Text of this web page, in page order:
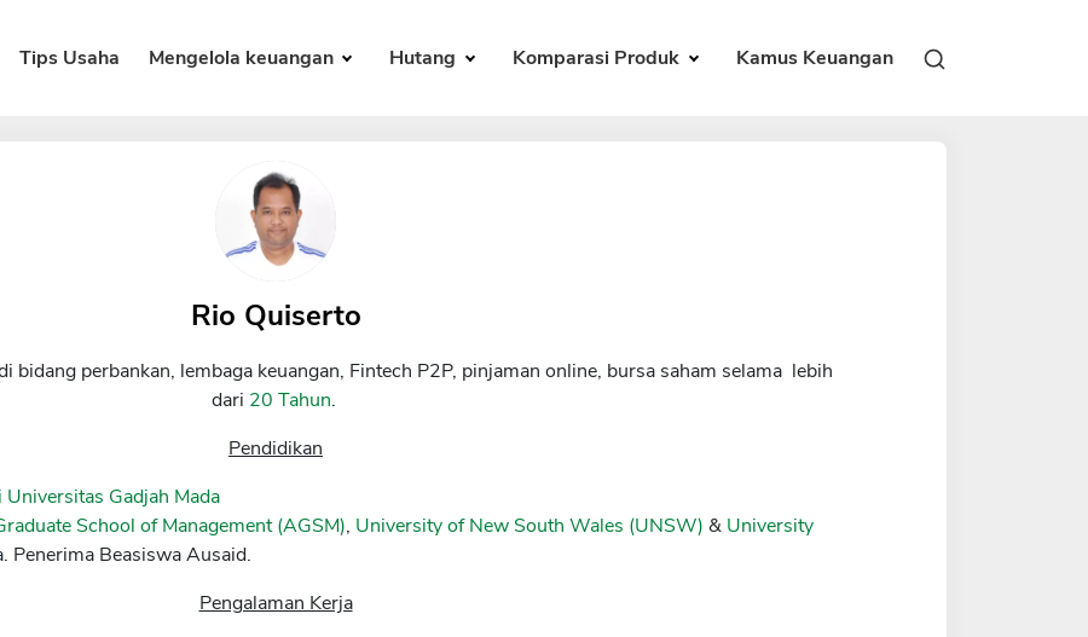
Tips Usaha Mengelola keuangan Hutang Komparasi Produk Kamus Keuangan
Rio Quiserto
bidang perbankan, lembaga keuangan, Fintech P2P, pinjaman online, bursa saham selama lebih
dari 20 Tahun.
Pendidikan
Gadjah Mada
School of Management (AGSM), University of New South Wales (UNSW) & University
Penerima Beasiswa Ausaid.
Pengalaman Kerja